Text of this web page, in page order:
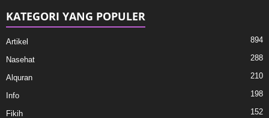
KATEGORI YANG POPULER
Artikel 894
Nasehat 288
Alquran 210
Info 198
Fikih 152